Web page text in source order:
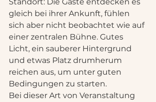
gleich bei ihrer Ankunft, fühlen
sich aber nicht beobachtet wie auf
einer zentralen Bühne. Gutes
Licht, ein sauberer Hintergrund
und etwas Platz drumherum
reichen aus, um unter guten
Bedingungen zu starten.
Bei dieser Art von Veranstaltung